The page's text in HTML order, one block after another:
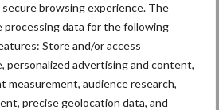
browsing experience. The
processing data for the following
Store and/or access
personalized advertising and content,
measurement, audience research,
precise geolocation data, and
grondstoffen.
jou!